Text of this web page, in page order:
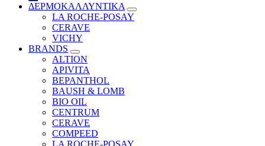
ΔΕΡΜΟΚΑΛΛΥΝΤΙΚΑ
LA ROCHE-POSAY
CERAVE
VICHY
BRANDS
ALTION
APIVITA
BEPANTHOL
BAUSH & LOMB
BIO OIL
CENTRUM
CERAVE
COMPEED
LA ROCHE-POSAY